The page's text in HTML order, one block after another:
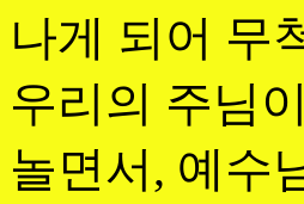
나게 되어 무
우리의 주님
놀면서, 예수